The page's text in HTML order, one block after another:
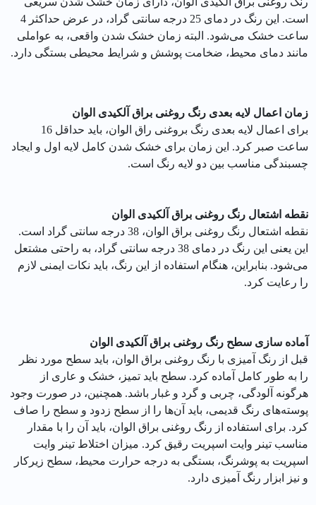
است. این رنگ در دمای 25 درجه سانتی گراد، در عرض حداکثر 4
ساعت خشک می‌شود. البته زمان خشک شدن واقعی، به عواملی
مانند دمای محیط، ضخامت پوشش و شرایط محیطی بستگی دارد.
زمان اعمال لایه بعدی رنگ روغنی براق آلکیدی الوان
برای اعمال لایه بعدی رنگ بروغنی راق الوان، باید حداقل 16
ساعت صبر کرد. این زمان برای خشک شدن کامل لایه اول و ایجاد
چسبندگی مناسب بین دو لایه رنگ است.
نقطه اشتعال رنگ روغنی براق آلکیدی الوان
نقطه اشتعال رنگ روغنی براق الوان، 38 درجه سانتی گراد است.
این یعنی این رنگ در دمای 38 درجه سانتی گراد، به راحتی مشتعل
می‌شود. بنابراین، هنگام استفاده از این رنگ، باید نکات ایمنی لازم
را رعایت کرد.
آماده سازی سطح رنگ روغنی براق آلکیدی الوان
قبل از رنگ آمیزی با رنگ روغنی براق الوان، باید سطح مورد نظر
را به طور کامل آماده کرد. سطح باید تمیز، خشک و عاری از
هرگونه آلودگی، چربی و گرد و غبار باشد. همچنین، در صورت وجود
پوسته‌های رنگ قدیمی، باید آن‌ها را از سطح زدود و سطح را صاف
کرد. برای استفاده از رنگ روغنی براق الوان، باید آن را با مقدار
مناسب تینر وایت اسپریت رقیق کرد. میزان اختلاط تینر وایت
اسپریت به پوشرنگ، بستگی به درجه حرارت محیط، سطح زیرکار
و نیز ابزار رنگ آمیزی دارد.